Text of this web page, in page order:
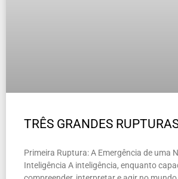
TRÊS GRANDES
Primeira Ruptura: A Emergência de uma
Inteligência A inteligência, enquanto